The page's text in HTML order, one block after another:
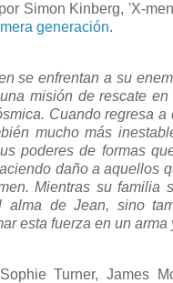
Simon Kinberg, 'X-
generación.
se enfrentan a su
misión de rescate
Cuando regresa
mucho más
poderes de formas
daño a aquellos
Mientras su familia
alma de Jean, sino
esta fuerza en un
Turner, James